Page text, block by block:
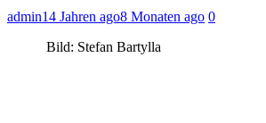
admin14 Jahren ago8 Monaten ago 0
Bild: Stefan Bartylla